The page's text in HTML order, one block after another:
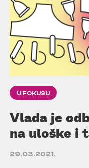
U FOKUSU
Vlada je
na uloške i
29.03.2021.